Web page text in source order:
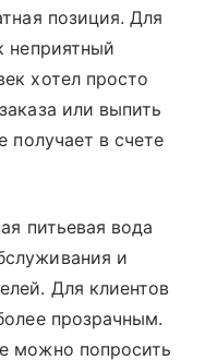
позиция. Для
неприятный
хотел просто
или выпить
получает в счете
питьевая вода
и
Для клиентов
прозрачным.
можно попросить